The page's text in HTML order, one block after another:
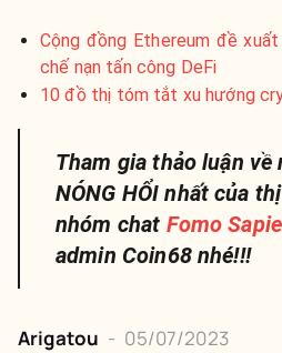
Cộng đồng Ethereum đề
chế nạn tấn công DeFi
10 đồ thị tóm tắt xu hướng
Tham gia thảo luận về
NÓNG HỔI nhất của
nhóm chat Fomo
admin Coin68 nhé!!!
Arigatou - 05/07/2023